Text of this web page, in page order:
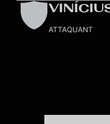
ATTAQUANT